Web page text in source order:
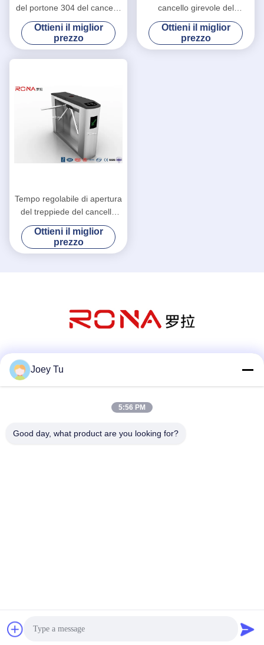
del portone 304 del cancello
girevole del treppiede di
altezza entrambe lettore di
schede direzionale di RFID
Ottieni il miglior
prezzo
cancello girevole del
treppiede, carta/mezzo
controllo di accesso del
cancello girevole altezza
Ottieni il miglior
prezzo
Tempo regolabile di apertura
del treppiede del cancello
girevole del portone di
sicurezza del sistema
elettronico del controllo di
Ottieni il miglior
prezzo
Joey Tu
5:56 PM
Good day, what product are you looking for?